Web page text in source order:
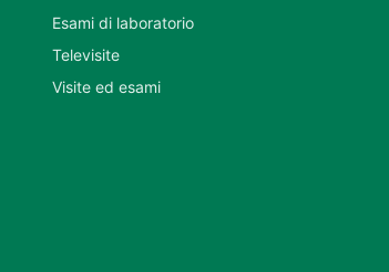
Esami di laboratorio
Televisite
Visite ed esami